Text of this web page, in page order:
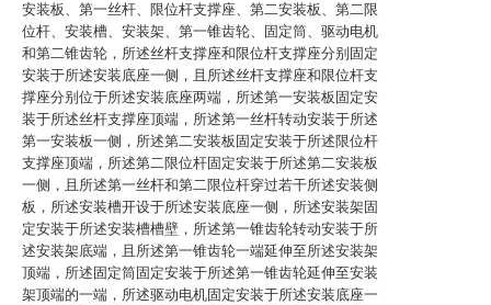
安装板、第一丝杆、限位杆支撑座、第二安装板、第二限
位杆、安装槽、安装架、第一锥齿轮、固定筒、驱动电机
和第二锥齿轮，所述丝杆支撑座和限位杆支撑座分别固定
安装于所述安装底座一侧，且所述丝杆支撑座和限位杆支
撑座分别位于所述安装底座两端，所述第一安装板固定安
装于所述丝杆支撑座顶端，所述第一丝杆转动安装于所述
第一安装板一侧，所述第二安装板固定安装于所述限位杆
支撑座顶端，所述第二限位杆固定安装于所述第二安装板
一侧，且所述第一丝杆和第二限位杆穿过若干所述安装侧
板，所述安装槽开设于所述安装底座一侧，所述安装架固
定安装于所述安装槽槽壁，所述第一锥齿轮转动安装于所
述安装架底端，且所述第一锥齿轮一端延伸至所述安装架
顶端，所述固定筒固定安装于所述第一锥齿轮延伸至安装
架顶端的一端，所述驱动电机固定安装于所述安装底座一